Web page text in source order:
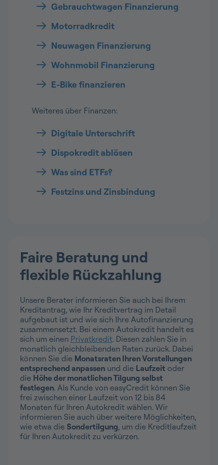
Gebrauchtwagen Finanzierung
Motorradkredit
Neuwagen Finanzierung
Wohnmobil Finanzierung
E-Bike finanzieren
Weiteres über Finanzen:
Digitale Unterschrift
Dispokredit ablösen
Was sind ETFs?
Festzins und Zinsbindung
Faire Beratung und
flexible Rückzahlung
Unsere Berater informieren Sie auch bei Ihrem
Kreditantrag, wie Ihr Kreditvertrag im Detail
aufgebaut ist und wie sich Ihre Autofinanzierung
zusammensetzt. Bei einem Autokredit handelt es
sich um einen Privatkredit. Diesen zahlen Sie in
monatlich gleichbleibenden Raten zurück. Dabei
können Sie die Monatsraten Ihren Vorstellungen
entsprechend anpassen und die Laufzeit oder
die Höhe der monatlichen Tilgung selbst
festlegen. Als Kunde von easyCredit können Sie
frei zwischen einer Laufzeit von 12 bis 84
Monaten für Ihren Autokredit wählen. Wir
informieren Sie auch über weitere Möglichkeiten,
wie etwa die Sondertilgung, um die Kreditlaufzeit
für Ihren Autokredit zu verkürzen.